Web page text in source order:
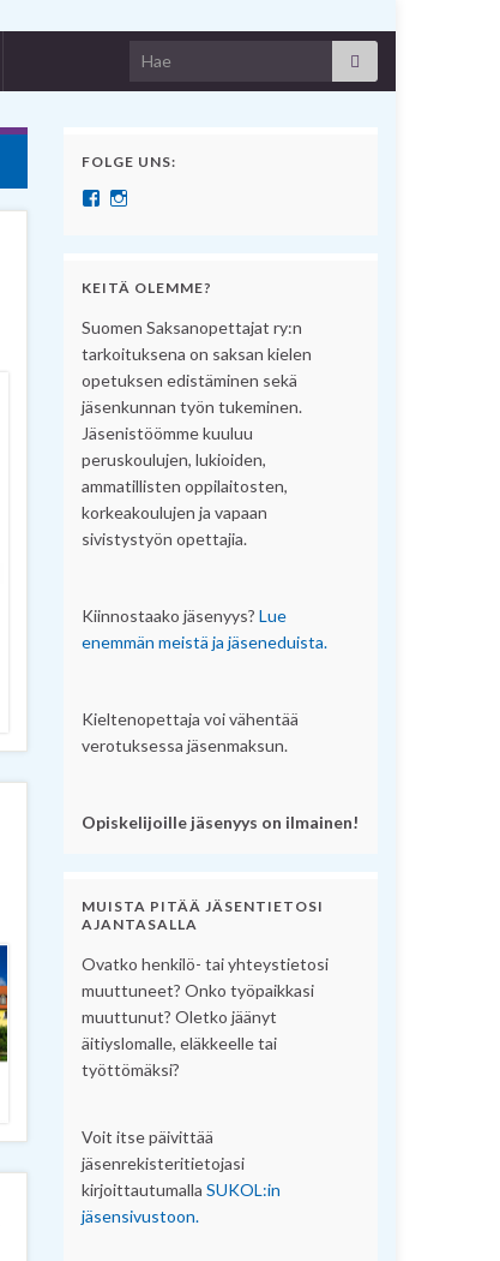
Search for:
FOLGE UNS:
Näytä SuomenSaksanopettajat:n profiili Facebook
Näytä suomensaksanopettajat:n profiili Instagram
KEITÄ OLEMME?
Suomen Saksanopettajat ry:n
tarkoituksena on saksan kielen
opetuksen edistäminen sekä
jäsenkunnan työn tukeminen.
Jäsenistöömme kuuluu
peruskoulujen, lukioiden,
ammatillisten oppilaitosten,
korkeakoulujen ja vapaan
sivistystyön opettajia.
Kiinnostaako jäsenyys? Lue
enemmän meistä ja jäseneduista.
Kieltenopettaja voi vähentää
verotuksessa jäsenmaksun.
Opiskelijoille jäsenyys on ilmainen!
MUISTA PITÄÄ JÄSENTIETOSI
AJANTASALLA
Ovatko henkilö- tai yhteystietosi
muuttuneet? Onko työpaikkasi
muuttunut? Oletko jäänyt
äitiyslomalle, eläkkeelle tai
työttömäksi?
Voit itse päivittää
jäsenrekisteritietojasi
kirjoittautumalla SUKOL:in
jäsensivustoon.